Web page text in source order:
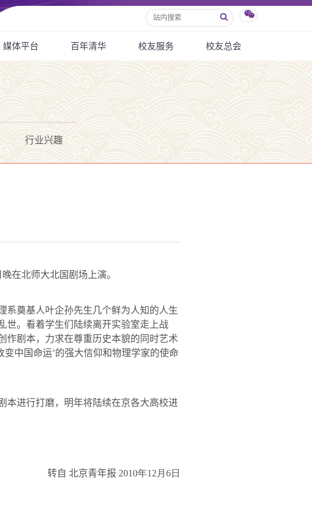
媒体平台 百年清华 校友服务 校友总会
行业兴趣
晚在北师大北国剧场上演。
系奠基人叶企孙先生几个鲜为人知的人生
世。看着学生们陆续离开实验室走上战
剧本，力求在尊重历史本貌的同时艺术
变中国命运’的强大信仰和物理学家的使命
进行打磨，明年将陆续在京各大高校进
转自 北京青年报 2010年12 月6日